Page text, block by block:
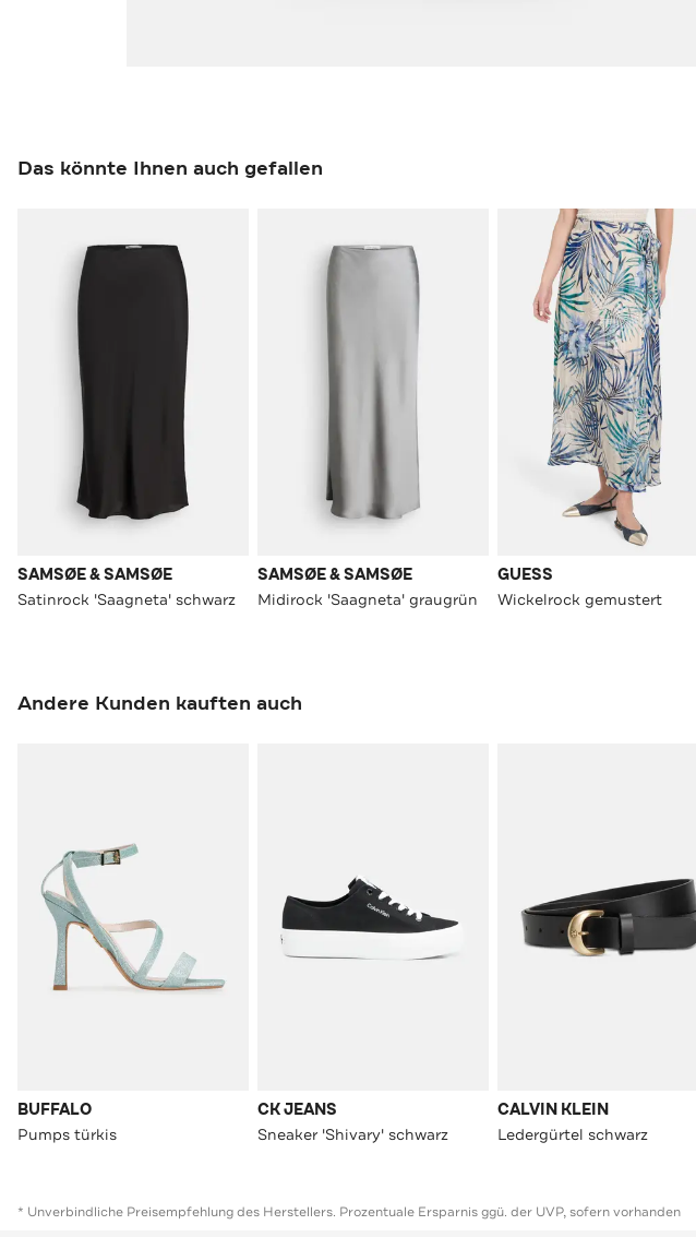
Das könnte Ihnen auch gefallen
SAMSØE & SAMSØE
Satinrock 'Saagneta' schwarz
SAMSØE & SAMSØE
Midirock 'Saagneta' graugrün
GUESS
Wickelrock gemustert
Andere Kunden kauften auch
BUFFALO
Pumps türkis
CK JEANS
Sneaker 'Shivary' schwarz
CALVIN KLEIN
Ledergürtel schwarz
* Unverbindliche Preisempfehlung des Herstellers. Prozentuale Ersparnis ggü. der UVP, sofern vorhanden